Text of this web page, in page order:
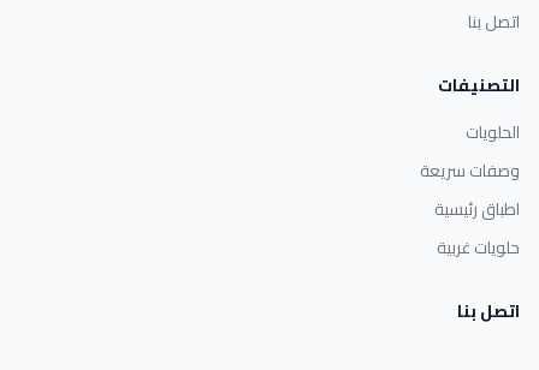
اتصل بنا
التصنيفات
الحلويات
وصفات سريعة
اطباق رئيسية
حلويات غربية
اتصل بنا